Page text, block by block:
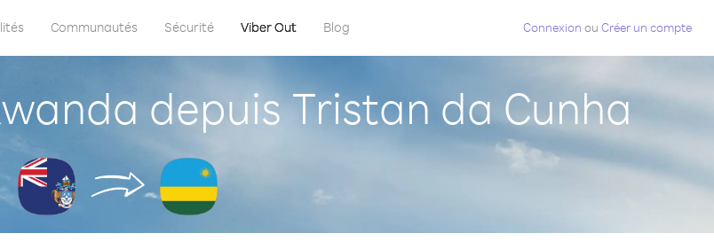
Communautés Sécurité Viber Out Blog Connexion ou Créer un compte
depuis Tristan da Cunha